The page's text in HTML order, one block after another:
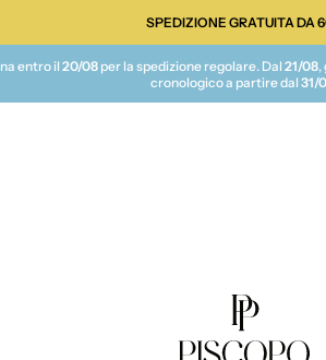
SPEDIZIONE GRATUITA DA
entro il 20/08per la spedizione regolare. Dal 21/08,
cronologico a partire dal 31/
Piscopo Profumeria